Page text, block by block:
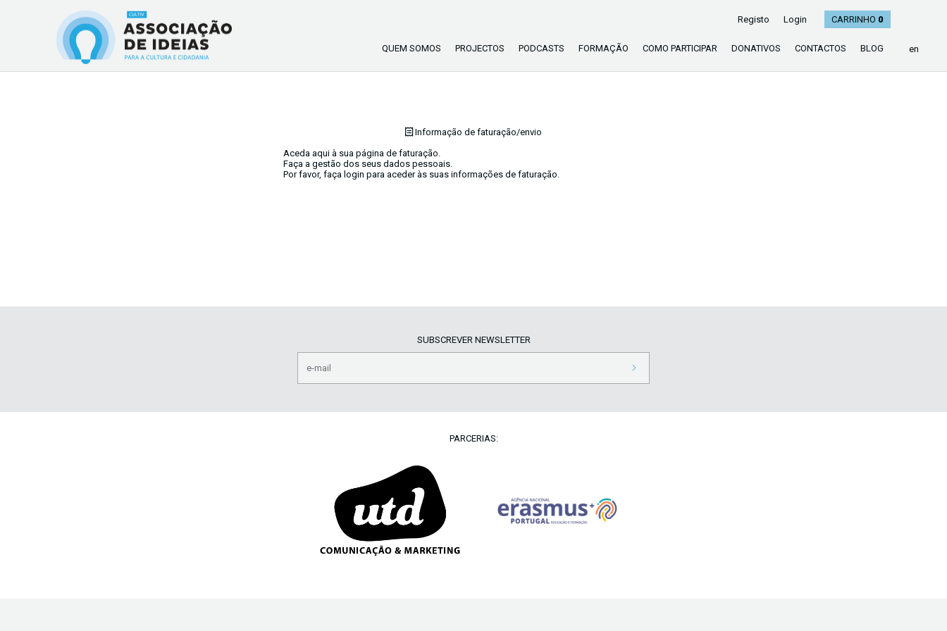
Registo Login CARRINHO 0
QUEM SOMOS PROJECTOS PODCASTS FORMAÇÃO COMO PARTICIPAR DONATIVOS CONTACTOS BLOG en
Informação de faturação/envio
Aceda aqui à sua página de faturação.
Faça a gestão dos seus dados pessoais.
Por favor, faça login para aceder às suas informações de faturação.
SUBSCREVER NEWSLETTER
PARCERIAS: